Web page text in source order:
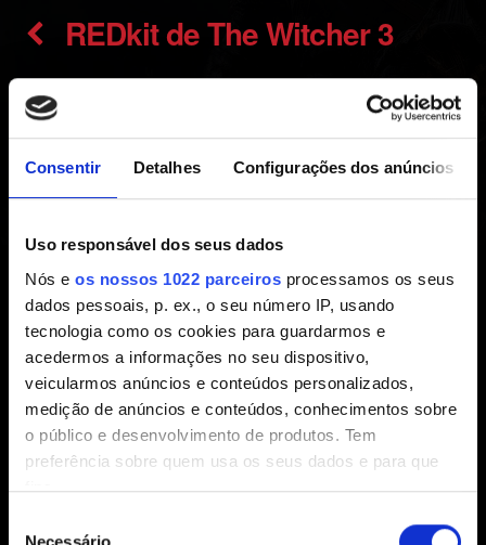
Consentir Detalhes Configurações dos anúncios
Uso responsável dos seus dados
Nós e os nossos 1022 parceiros processamos os seus
dados pessoais, p. ex., o seu número IP, usando
tecnologia como os cookies para guardarmos e
acedermos a informações no seu dispositivo,
veicularmos anúncios e conteúdos personalizados,
medição de anúncios e conteúdos, conhecimentos sobre
o público e desenvolvimento de produtos. Tem
preferência sobre quem usa os seus dados e para que
fins.
Se permitir, gostaríamos também de:
REDkit de The Witcher 3
REDkit de The Witcher 3
Como relatar um problema com o REDkit de
The Witcher 3
Estou com problemas após modificar o
conteúdo do jogo
Estou com problemas visuais no editor
Onde posso achar tutoriais para o uso de
mods?
REDkit de The Witcher 3 - Requisitos do
sistema
Quero dar o meu feedback